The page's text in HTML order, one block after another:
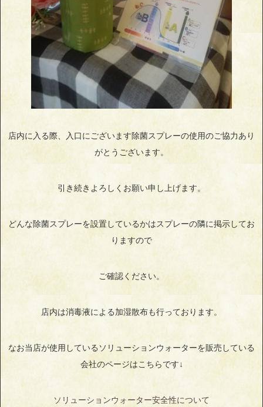
店内に入る際、入口にございます除菌スプレーの使用のご協力あり
がとうございます。
引き続きよろしくお願い申し上げます。
どんな除菌スプレーを設置しているかはスプレーの隣に掲示してお
りますので
ご確認ください。
店内は消毒液による加湿散布も行っております。
なお当店が使用しているソリューションウォーターを販売している
会社のページはこちらです↓
ソリューションウォーター安全性について